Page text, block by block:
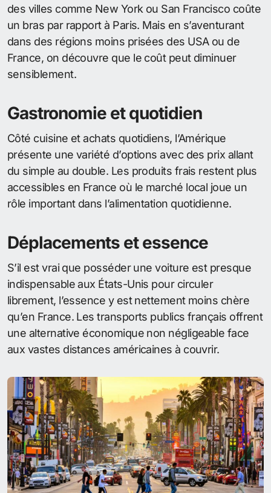
des villes comme New York ou San Francisco coûte
un bras par rapport à Paris. Mais en s’aventurant
dans des régions moins prisées des USA ou de
France, on découvre que le coût peut diminuer
sensiblement.
Gastronomie et quotidien
Côté cuisine et achats quotidiens, l’Amérique
présente une variété d’options avec des prix allant
du simple au double. Les produits frais restent plus
accessibles en France où le marché local joue un
rôle important dans l’alimentation quotidienne.
Déplacements et essence
S’il est vrai que posséder une voiture est presque
indispensable aux États-Unis pour circuler
librement, l’essence y est nettement moins chère
qu’en France. Les transports publics français offrent
une alternative économique non négligeable face
aux vastes distances américaines à couvrir.